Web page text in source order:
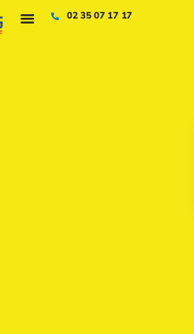
02 35 07 17 17